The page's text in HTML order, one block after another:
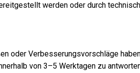
werden oder durch
oder Verbesserungsvorschläge
von 3–5 Werktagen zu